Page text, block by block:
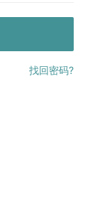
找回密码?